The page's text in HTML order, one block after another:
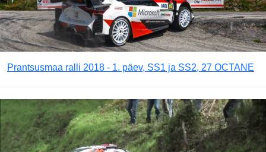
Prantsusmaa ralli 2018 - 1. päev, SS1 ja SS2, 27 OCTANE